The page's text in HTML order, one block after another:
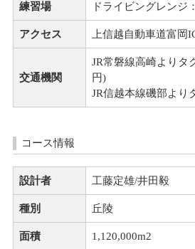
練習場 ドライビングレンジ
アクセス 上信越自動車道富岡
交通機関
JR常磐線高崎よりタ
円)
JR信越本線磯部より
コース情報
設計者 工藤定雄/井田毅
種別 丘陵
面積 1,120,000m2